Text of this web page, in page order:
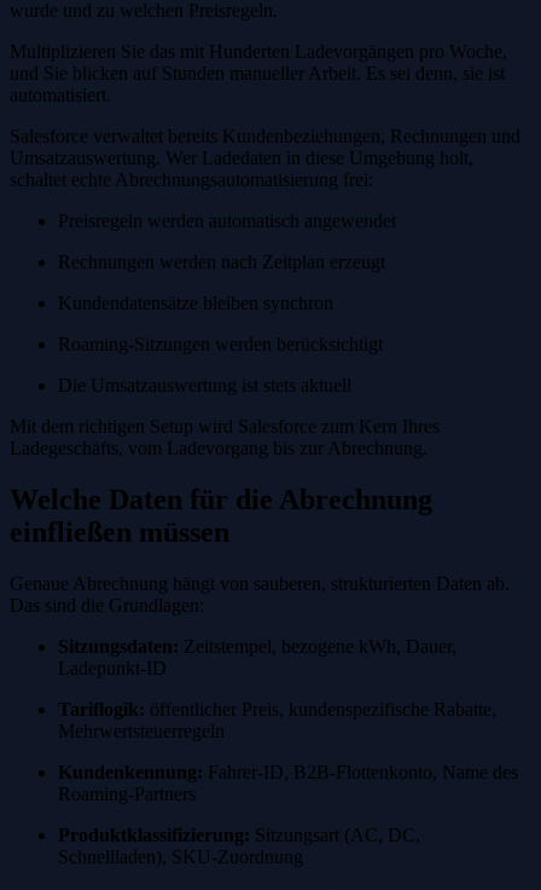
wurde und zu welchen Preisregeln.
Multiplizieren Sie das mit Hunderten Ladevorgängen pro Woche,
und Sie blicken auf Stunden manueller Arbeit. Es sei denn, sie ist
automatisiert.
Salesforce verwaltet bereits Kundenbeziehungen, Rechnungen und
Umsatzauswertung. Wer Ladedaten in diese Umgebung holt,
schaltet echte Abrechnungsautomatisierung frei:
Preisregeln werden automatisch angewendet
Rechnungen werden nach Zeitplan erzeugt
Kundendatensätze bleiben synchron
Roaming-Sitzungen werden berücksichtigt
Die Umsatzauswertung ist stets aktuell
Mit dem richtigen Setup wird Salesforce zum Kern Ihres
Ladegeschäfts, vom Ladevorgang bis zur Abrechnung.
Welche Daten für die Abrechnung
einfließen müssen
Genaue Abrechnung hängt von sauberen, strukturierten Daten ab.
Das sind die Grundlagen:
Sitzungsdaten: Zeitstempel, bezogene kWh, Dauer,
Ladepunkt-ID
Tariflogik: öffentlicher Preis, kundenspezifische Rabatte,
Mehrwertsteuerregeln
Kundenkennung: Fahrer-ID, B2B-Flottenkonto, Name des
Roaming-Partners
Produktklassifizierung: Sitzungsart (AC, DC,
Schnellladen), SKU-Zuordnung